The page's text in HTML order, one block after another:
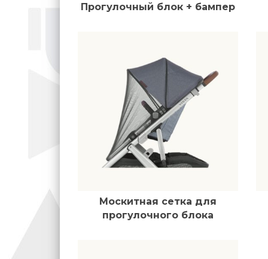
Прогулочный блок + бампер
Москитная сетка для
прогулочного блока